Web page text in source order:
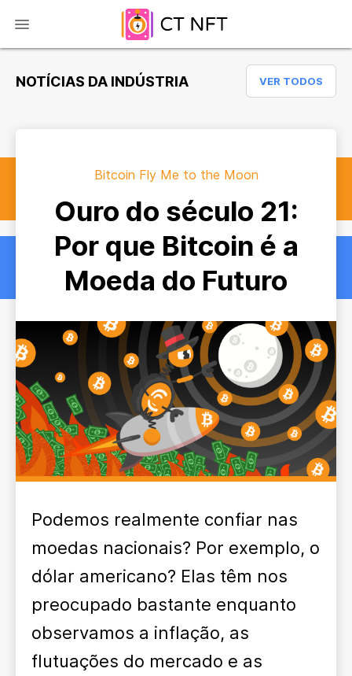
NOTÍCIAS DA INDÚSTRIA VER TODOS
Bitcoin Fly Me to the Moon
Ouro do século 21:
Por que Bitcoin é a
Moeda do Futuro
Podemos realmente confiar nas
moedas nacionais? Por exemplo, o
dólar americano? Elas têm nos
preocupado bastante enquanto
observamos a inflação, as
flutuações do mercado e as